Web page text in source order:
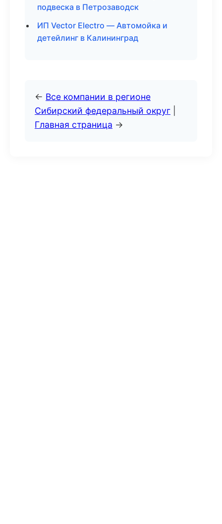
подвеска в Петрозаводск
ИП Vector Electro — Автомойка и
детейлинг в Калининград
← Все компании в регионе
Сибирский федеральный округ
Главная страница →